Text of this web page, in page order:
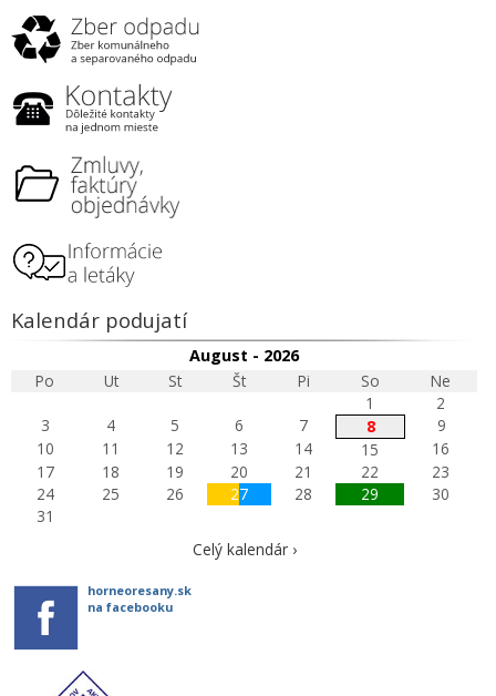
Kalendár podujatí
August - 2026
Po
Ut St Št Pi So
Ne
1
2
3
4 5 6 7 8
9
10
11 12 13 14 15
16
17
18 19 20 21 22
23
24
25 26 27 28 29
30
31
Celý kalendár ›
horneoresany.sk
na facebooku